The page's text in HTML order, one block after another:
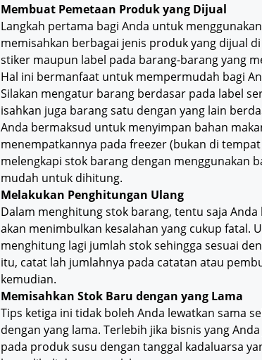
Membuat Pemetaan Produk yang Dijual
Langkah pertama bagi Anda untuk
memisahkan berbagai jenis produk yang dijual
stiker maupun label pada barang-barang yang
Hal ini bermanfaat untuk mempermudah bagi
Silakan mengatur barang berdasar pada label
isahkan juga barang satu dengan yang lain
Anda bermaksud untuk menyimpan bahan
menempatkannya pada freezer (bukan di
melengkapi stok barang dengan menggunakan
mudah untuk dihitung.
Melakukan Penghitungan Ulang
Dalam menghitung stok barang, tentu saja
akan menimbulkan kesalahan yang cukup fatal.
menghitung lagi jumlah stok sehingga sesuai
itu, catat lah jumlahnya pada catatan atau
kemudian.
Memisahkan Stok Baru dengan yang Lama
Tips ketiga ini tidak boleh Anda lewatkan sama
dengan yang lama. Terlebih jika bisnis yang
pada produk susu dengan tanggal kadaluarsa